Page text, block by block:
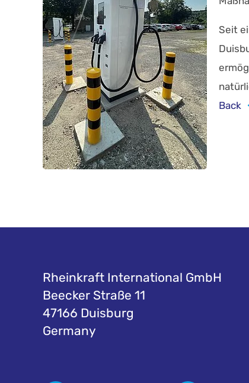
Seit
Back
Rheinkraft International GmbH
Beecker Straße 11
47166 Duisburg
Germany